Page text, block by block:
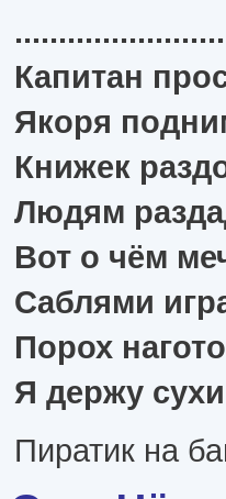
Капитан
Якоря
Книжек
Людям
Вот о чём
Саблями
Порох
Я держу
Пиратик на